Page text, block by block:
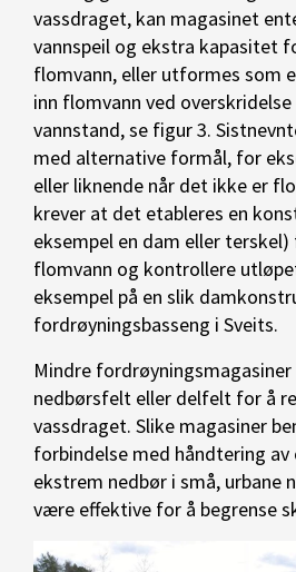
vassdraget, kan magasinet
vannspeil og ekstra kapasitet
flomvann, eller utformes som
inn flomvann ved
vannstand, se figur 3.
med alternative formål, for
eller liknende når det ikke er
krever at det etableres en
eksempel en dam eller
flomvann og kontrollere
eksempel på en slik
fordrøyningsbasseng i Sveits.
Mindre
nedbørsfelt eller delfelt for å
vassdraget. Slike magasiner
forbindelse med håndtering av
ekstrem nedbør i små, urbane
være effektive for å begrense